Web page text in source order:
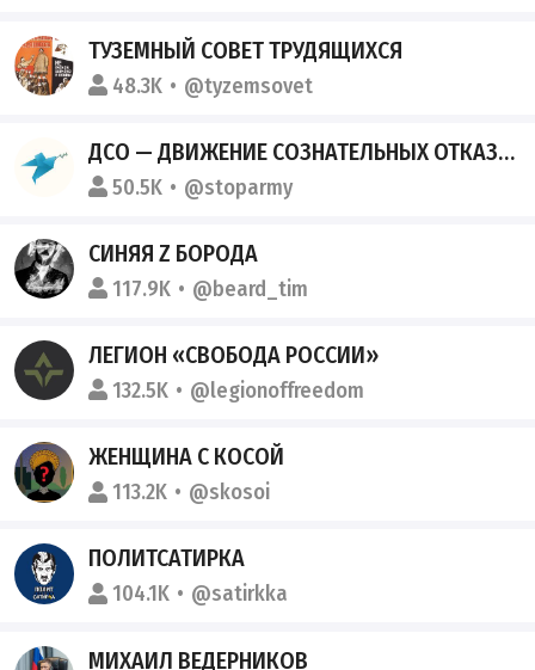
ТУЗЕМНЫЙ СОВЕТ ТРУДЯЩИХСЯ
48.3K @tyzemsovet
ДСО — ДВИЖЕНИЕ СОЗНАТЕЛЬНЫХ ОТКАЗЧИКОВ
50.5K @stoparmy
СИНЯЯ Z БОРОДА
117.9K @beard_tim
ЛЕГИОН «СВОБОДА РОССИИ»
132.5K @legionoffreedom
ЖЕНЩИНА С КОСОЙ
113.2K @skosoi
ПОЛИТСАТИРКА
104.1K @satirkka
МИХАИЛ ВЕДЕРНИКОВ